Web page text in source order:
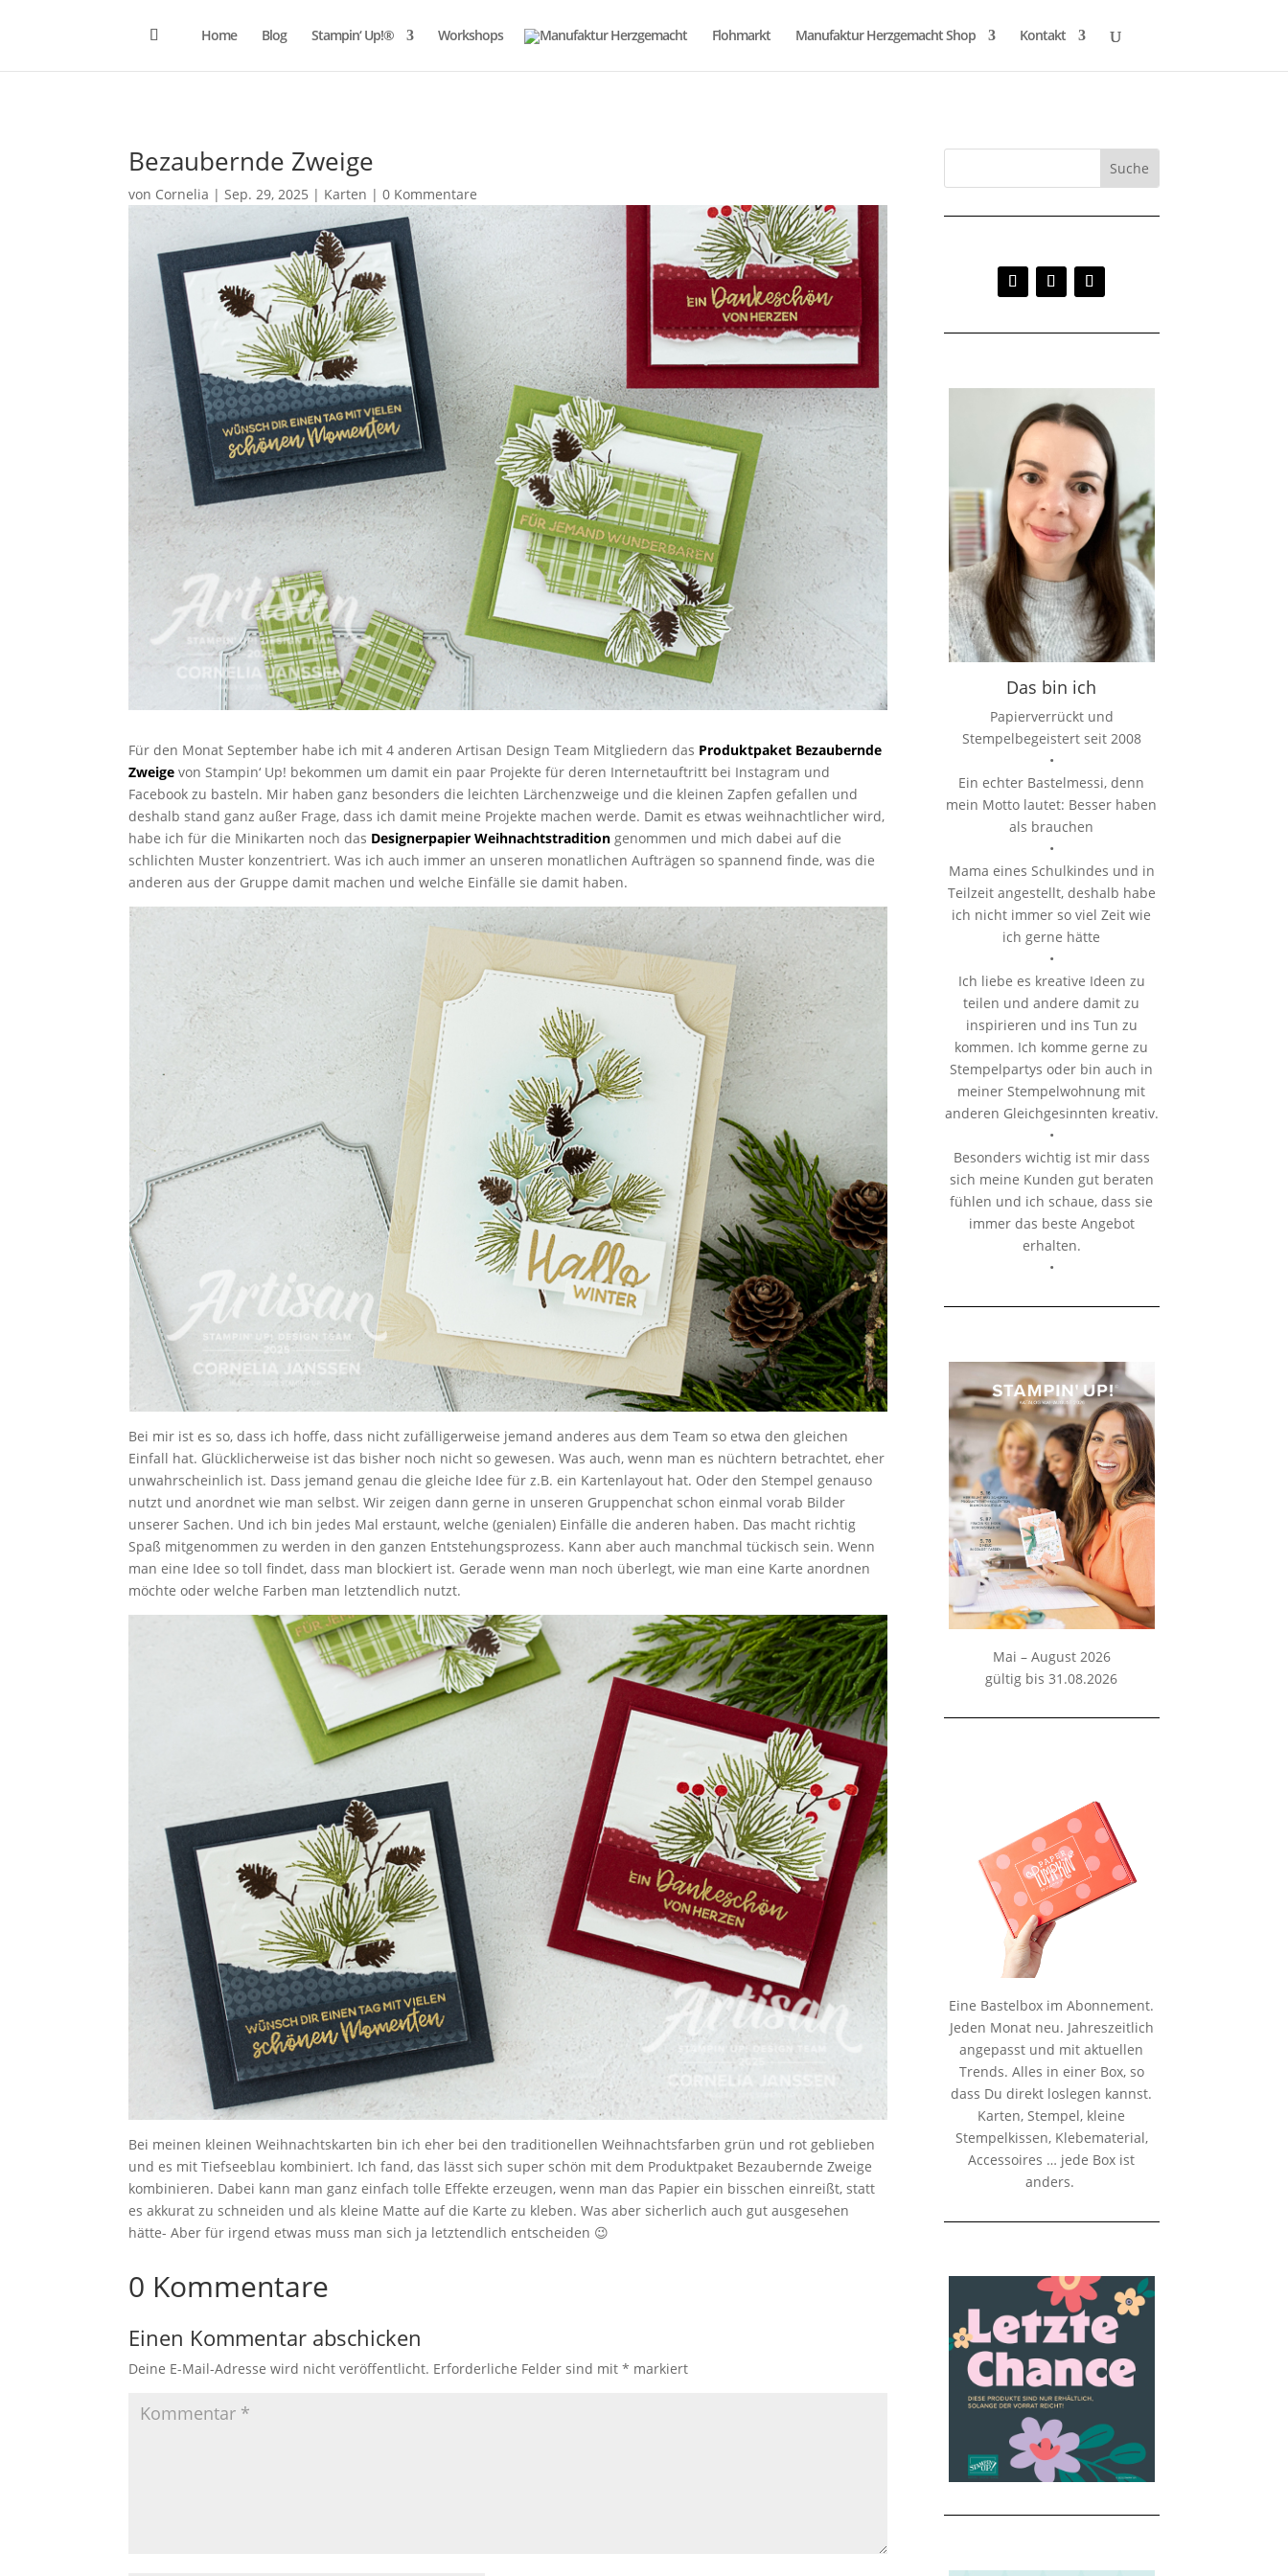
Home Blog Stampin‘ Up!® Workshops Flohmarkt Manufaktur Herzgemacht Shop Kontakt
Bezaubernde Zweige
von Cornelia | Sep. 29, 2025 | Karten |0 Kommentare
Für den Monat September habe ich mit 4 anderen Artisan Design Team Mitgliedern das Produktpaket Bezaubernde
Zweige von Stampin‘ Up! bekommen um damit ein paar Projekte für deren Internetauftritt bei Instagram und
Facebook zu basteln. Mir haben ganz besonders die leichten Lärchenzweige und die kleinen Zapfen gefallen und
deshalb stand ganz außer Frage, dass ich damit meine Projekte machen werde. Damit es etwas weihnachtlicher wird,
habe ich für die Minikarten noch das Designerpapier Weihnachtstradition genommen und mich dabei auf die
schlichten Muster konzentriert. Was ich auch immer an unseren monatlichen Aufträgen so spannend finde, was die
anderen aus der Gruppe damit machen und welche Einfälle sie damit haben.
Bei mir ist es so, dass ich hoffe, dass nicht zufälligerweise jemand anderes aus dem Team so etwa den gleichen
Einfall hat. Glücklicherweise ist das bisher noch nicht so gewesen. Was auch, wenn man es nüchtern betrachtet, eher
unwahrscheinlich ist. Dass jemand genau die gleiche Idee für z.B. ein Kartenlayout hat. Oder den Stempel genauso
nutzt und anordnet wie man selbst. Wir zeigen dann gerne in unseren Gruppenchat schon einmal vorab Bilder
unserer Sachen. Und ich bin jedes Mal erstaunt, welche (genialen) Einfälle die anderen haben. Das macht richtig
Spaß mitgenommen zu werden in den ganzen Entstehungsprozess. Kann aber auch manchmal tückisch sein. Wenn
man eine Idee so toll findet, dass man blockiert ist. Gerade wenn man noch überlegt, wie man eine Karte anordnen
möchte oder welche Farben man letztendlich nutzt.
Bei meinen kleinen Weihnachtskarten bin ich eher bei den traditionellen Weihnachtsfarben grün und rot geblieben
und es mit Tiefseeblau kombiniert. Ich fand, das lässt sich super schön mit dem Produktpaket Bezaubernde Zweige
kombinieren. Dabei kann man ganz einfach tolle Effekte erzeugen, wenn man das Papier ein bisschen einreißt, statt
es akkurat zu schneiden und als kleine Matte auf die Karte zu kleben. Was aber sicherlich auch gut ausgesehen
hätte- Aber für irgend etwas muss man sich ja letztendlich entscheiden 😉
0 Kommentare
Einen Kommentar abschicken
Deine E-Mail-Adresse wird nicht veröffentlicht. Erforderliche Felder sind mit* markiert
Das bin ich
Papierverrückt und
Stempelbegeistert seit 2008
•
Ein echter Bastelmessi, denn
mein Motto lautet: Besser haben
als brauchen
•
Mama eines Schulkindes und in
Teilzeit angestellt, deshalb habe
ich nicht immer so viel Zeit wie
ich gerne hätte
•
Ich liebe es kreative Ideen zu
teilen und andere damit zu
inspirieren und ins Tun zu
kommen. Ich komme gerne zu
Stempelpartys oder bin auch in
meiner Stempelwohnung mit
anderen Gleichgesinnten kreativ.
•
Besonders wichtig ist mir dass
sich meine Kunden gut beraten
fühlen und ich schaue, dass sie
immer das beste Angebot
erhalten.
•
Mai – August 2026
gültig bis 31.08.2026
Eine Bastelbox im Abonnement.
Jeden Monat neu. Jahreszeitlich
angepasst und mit aktuellen
Trends. Alles in einer Box, so
dass Du direkt loslegen kannst.
Karten, Stempel, kleine
Stempelkissen, Klebematerial,
Accessoires … jede Box ist
anders.